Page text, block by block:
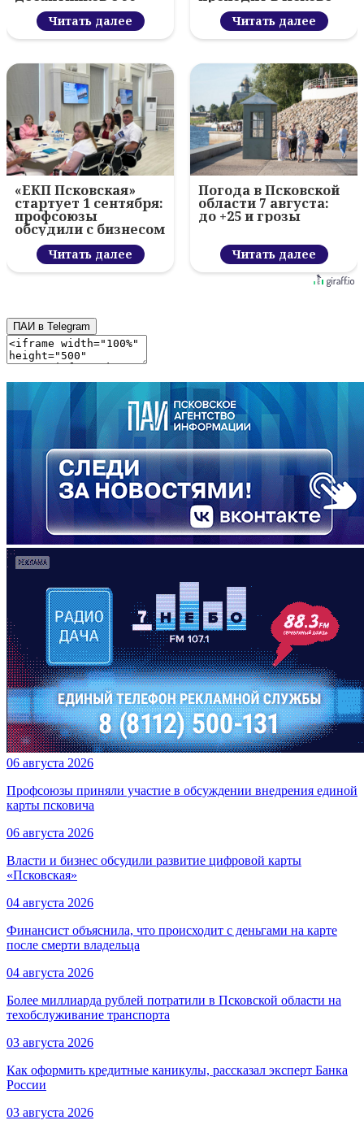
летием ВДВ и
вручил награды
Читать далее Читать далее
«ЕКП Псковская»
стартует 1 сентября:
профсоюзы
обсудили с бизнесом
новый цифровой
проектЧитать далее
Погода в Псковской
области 7 августа:
до +25 и грозы
Читать далее
ПАИ в Telegram
06 августа 2026
Профсоюзы приняли участие в обсуждении внедрения единой
карты псковича
06 августа 2026
Власти и бизнес обсудили развитие цифровой карты
«Псковская»
04 августа 2026
Финансист объяснила, что происходит с деньгами на карте
после смерти владельца
04 августа 2026
Более миллиарда рублей потратили в Псковской области на
техобслуживание транспорта
03 августа 2026
Как оформить кредитные каникулы, рассказал эксперт Банка
России
03 августа 2026